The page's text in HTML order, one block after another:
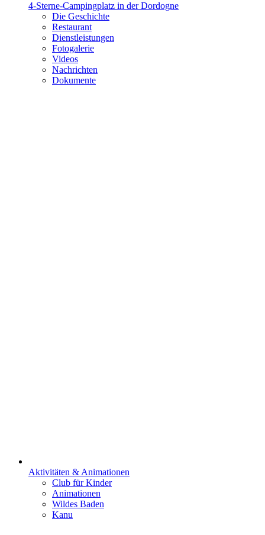
4-Sterne-Campingplatz in der Dordogne
Die Geschichte
Restaurant
Dienstleistungen
Fotogalerie
Videos
Nachrichten
Dokumente
Aktivitäten & Animationen
Club für Kinder
Animationen
Wildes Baden
Kanu